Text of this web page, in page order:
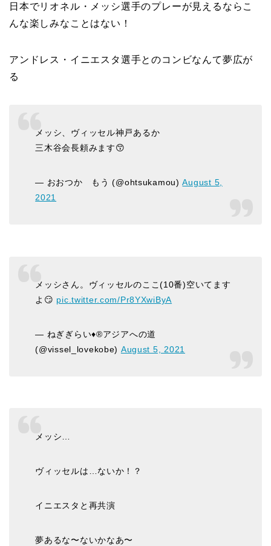
日本でリオネル・メッシ選手のプレーが見えるならこ
んな楽しみなことはない！
アンドレス・イニエスタ選手とのコンビなんて夢広が
る
メッシ、ヴィッセル神戸あるか
三木谷会長頼みます😙
— おおつか もう (@ohtsukamou)August 5,
2021
メッシさん。ヴィッセルのここ(10番)空いてます
よ😏 pic.twitter.com/Pr8YXwiByA
— ねぎぎらい♦️®アジアへの道
(@vissel_lovekobe) August 5, 2021
メッシ…
ヴィッセルは…ないか！？
イニエスタと再共演
夢あるな〜ないかなあ〜